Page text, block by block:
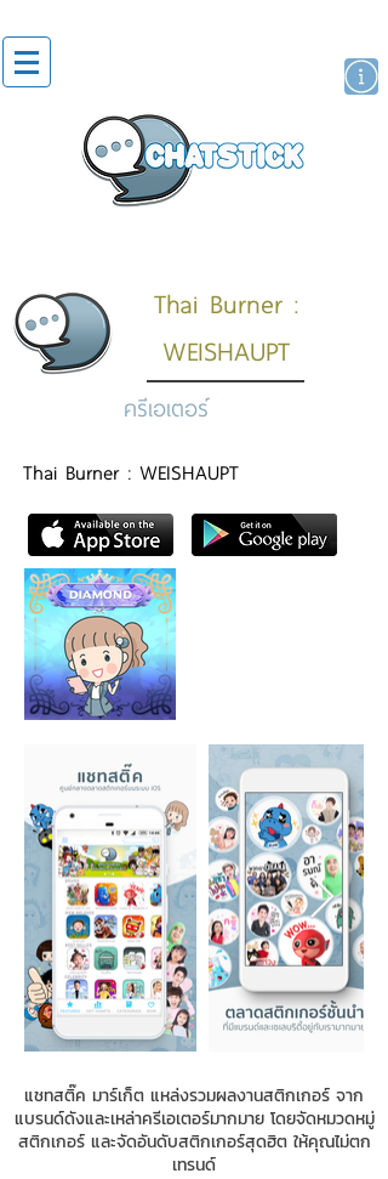
Thai Burner :
WEISHAUPT
ครีเอเตอร์
Thai Burner : WEISHAUPT
แชทสติ๊ค มาร์เก็ต แหล่งรวมผลงานสติกเกอร์ จาก
แบรนด์ดังและเหล่าครีเอเตอร์มากมาย โดยจัดหมวดหมู่
สติกเกอร์ และจัดอันดับสติกเกอร์สุดฮิต ให้คุณไม่ตก
เทรนด์